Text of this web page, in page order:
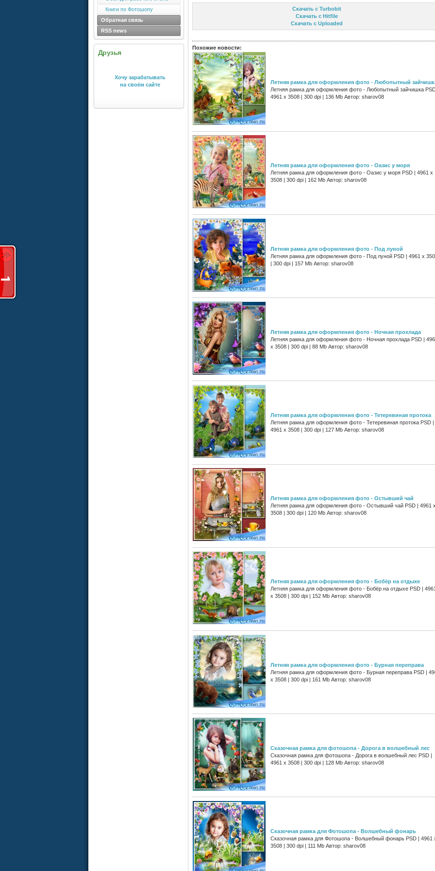
Книги по Фотошопу
Обратная связь
RSS news
Друзья
Хочу зарабатывать
на своём сайте
Скачать с Turbobit
Скачать с Hitfile
Скачать с Uploaded
Похожие новости:
Летняя рамка для оформления фото - Любопытный
Летняя рамка для оформления фото - Любопытный зайчишка
4961 х 3508 | 300 dpi | 136 Mb Автор: sharov08
Летняя рамка для оформления фото - Оазис у моря
Летняя рамка для оформления фото - Оазис у моря PSD | 4961 х
3508 | 300 dpi | 162 Mb Автор: sharov08
Летняя рамка для оформления фото - Под луной
Летняя рамка для оформления фото - Под луной PSD | 4961 х
| 300 dpi | 157 Mb Автор: sharov08
Летняя рамка для оформления фото - Ночная прохлада
Летняя рамка для оформления фото - Ночная прохлада PSD |
х 3508 | 300 dpi | 88 Mb Автор: sharov08
Летняя рамка для оформления фото - Тетеревиная протока
Летняя рамка для оформления фото - Тетеревиная протока PSD |
4961 х 3508 | 300 dpi | 127 Mb Автор: sharov08
Летняя рамка для оформления фото - Остывший чай
Летняя рамка для оформления фото - Остывший чай PSD | 4961
3508 | 300 dpi | 120 Mb Автор: sharov08
Летняя рамка для оформления фото - Бобёр на отдыхе
Летняя рамка для оформления фото - Бобёр на отдыхе PSD |
х 3508 | 300 dpi | 152 Mb Автор: sharov08
Летняя рамка для оформления фото - Бурная переправа
Летняя рамка для оформления фото - Бурная переправа PSD |
х 3508 | 300 dpi | 161 Mb Автор: sharov08
Сказочная рамка для фотошопа - Дорога в волшебный лес
Сказочная рамка для фотошопа - Дорога в волшебный лес PSD |
4961 х 3508 | 300 dpi | 128 Mb Автор: sharov08
Сказочная рамка для Фотошопа - Волшебный фонарь
Сказочная рамка для Фотошопа - Волшебный фонарь PSD | 4961
3508 | 300 dpi | 111 Mb Автор: sharov08